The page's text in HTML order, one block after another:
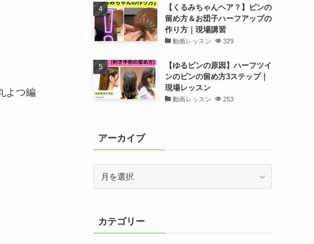
よつ編
【くるみちゃんヘア？】ピンの
留め方＆お団子ハーフアップの
作り方｜現場講習
動画レッスン 329
【ゆるピンの原因】ハーフツイ
ンのピンの留め方3ステップ｜
現場レッスン
動画レッスン 253
アーカイブ
ブカテゴリー